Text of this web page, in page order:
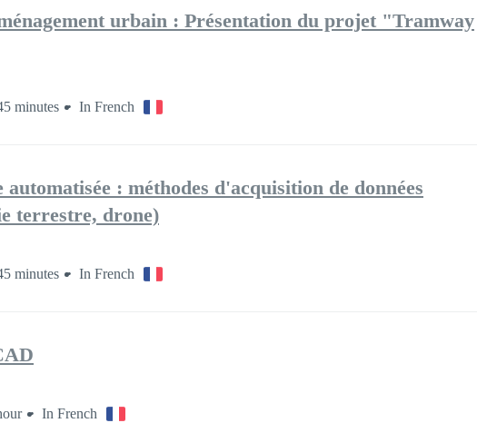
urbain : Présentation du projet "Tramway
minutes In French
: méthodes d'acquisition de données
terrestre, drone)
minutes In French
In French